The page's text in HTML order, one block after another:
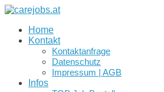
Home
Kontakt
Kontaktanfrage
Datenschutz
Impressum | AGB
Infos